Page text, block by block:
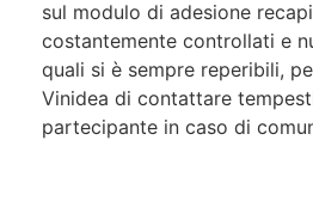
sul modulo di adesione
costantemente controllati e
quali si è sempre reperibili,
Vinidea di contattare
partecipante in caso di